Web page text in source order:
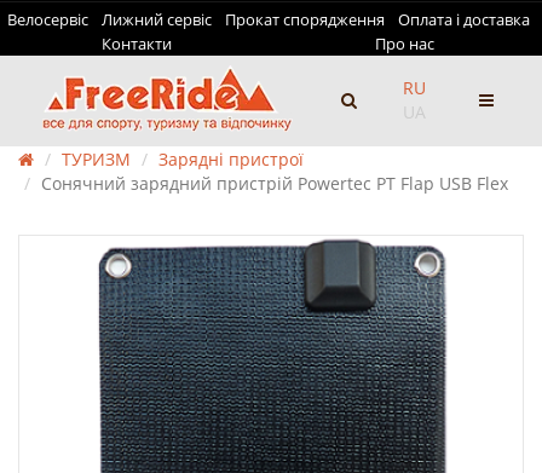
Велосервіс Лижний сервіс Прокат спорядження
Оплата і доставка
Контакти
Про нас
RU
UA
ТУРИЗМ
Зарядні пристрої
Сонячний зарядний пристрій Powertec PT Flap USB Flex